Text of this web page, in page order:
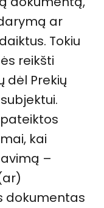
ar
Tokiu
reikšti
dėl Prekių
pateiktos
kai
–
dokumentas